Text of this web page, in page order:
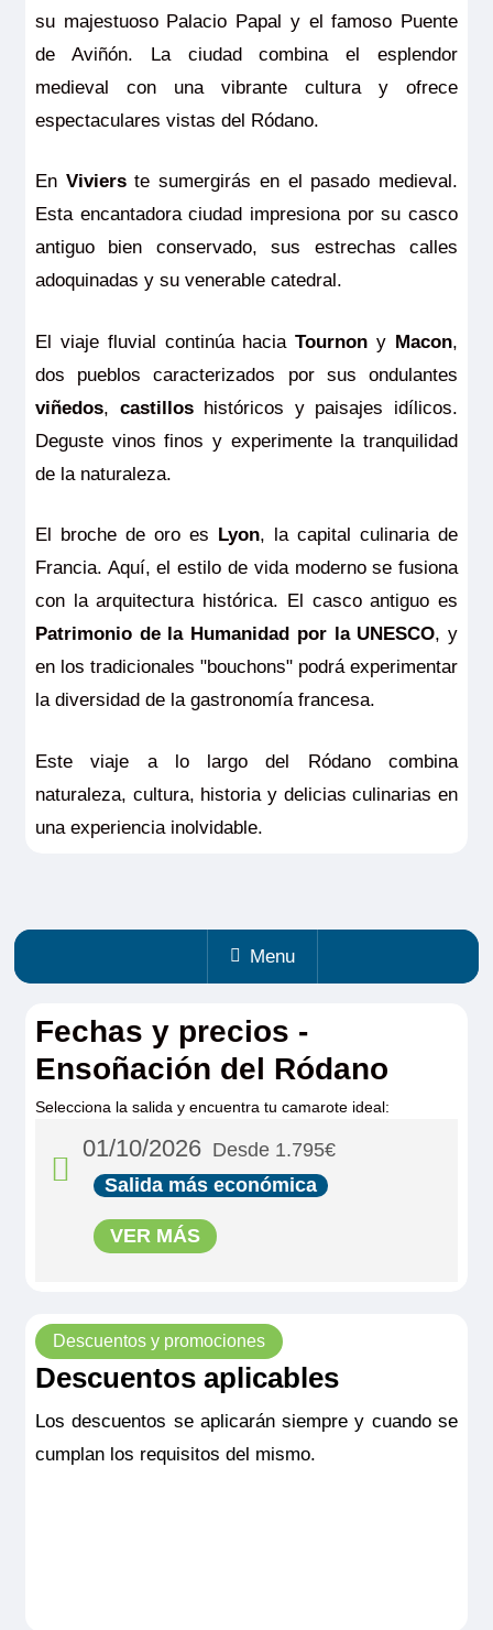
su majestuoso Palacio Papal y el famoso Puente
de Aviñón. La ciudad combina el esplendor
medieval con una vibrante cultura y ofrece
espectaculares vistas del Ródano.
En Vivierste sumergirás en el pasado medieval.
Esta encantadora ciudad impresiona por su casco
antiguo bien conservado, sus estrechas calles
adoquinadas y su venerable catedral.
El viaje fluvial continúa haciaTournon y Macon,
dos pueblos caracterizados por sus ondulantes
viñedos, castilloshistóricos y paisajes idílicos.
Deguste vinos finos y experimente la tranquilidad
de la naturaleza.
El broche de oro es Lyon, la capital culinaria de
Francia. Aquí, el estilo de vida moderno se fusiona
con la arquitectura histórica. El casco antiguo es
Patrimonio de la Humanidad por la UNESCO, y
en los tradicionales "bouchons" podrá experimentar
la diversidad de la gastronomía francesa.
Este viaje a lo largo del Ródano combina
naturaleza, cultura, historia y delicias culinarias en
una experiencia inolvidable.
Menu
Fechas y precios -
Ensoñación del Ródano
Selecciona la salida y encuentra tu camarote ideal:
01/10/2026 Desde 1.795€
Salida más económica
VER MÁS
Descuentos y promociones
Descuentos aplicables
Los descuentos se aplicarán siempre y cuando se
cumplan los requisitos del mismo.